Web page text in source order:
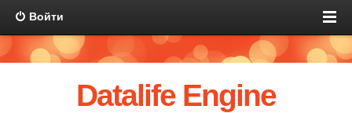
Войти
Datalife Engine